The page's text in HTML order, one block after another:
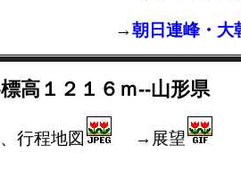
→朝日連峰・大
標高１２１６ｍ--山形県
行程地図 →展望